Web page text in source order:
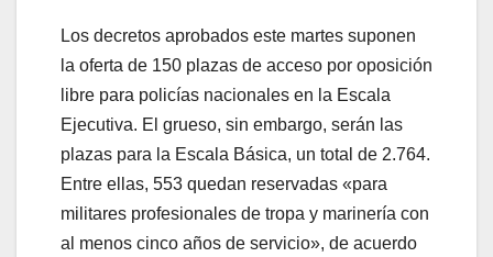
Los decretos aprobados este martes suponen
la oferta de 150 plazas de acceso por oposición
libre para policías nacionales en la Escala
Ejecutiva. El grueso, sin embargo, serán las
plazas para la Escala Básica, un total de 2.764.
Entre ellas, 553 quedan reservadas «para
militares profesionales de tropa y marinería con
al menos cinco años de servicio», de acuerdo